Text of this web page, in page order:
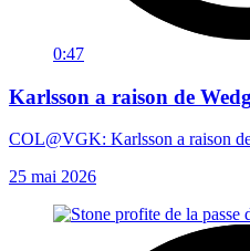
0:47
Karlsson a raison de
COL@VGK: Karlsson a raison
25 mai 2026